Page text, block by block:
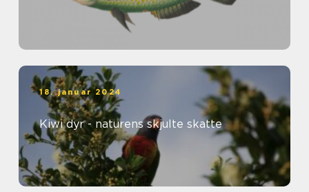
18. januar 2024
Kiwi dyr - naturens skjulte skatte